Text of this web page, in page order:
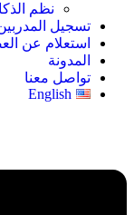
نظم
تسجيل
استعلام عن
المدونة
تواصل معنا
English